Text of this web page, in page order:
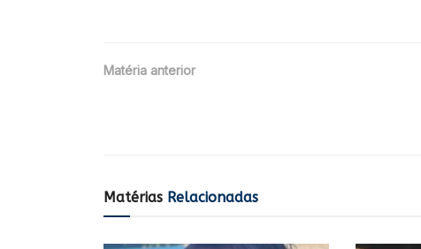
Matéria anterior
Matérias Relacionadas